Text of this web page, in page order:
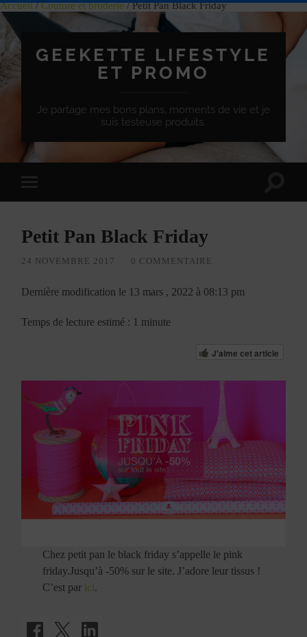
Accueil/Couture et broderie/ Petit Pan Black Friday
GEEKETTE LIFESTYLE
ET PROMO
Je partage mes bons plans, moments de vie et je
suis testeuse produits.
à
mobile
Petit Pan Black Friday
24 NOVEMBRE 2017 0 COMMENTAIRE
Dernière modification le 13 mars , 2022 à 08:13 pm
Temps de lecture estimé : 1 minute
J'aime cet article
Chez petit pan le black friday s’appelle le pink
friday.Jusqu’à -50% sur le site. J’adore leur tissus !
C’est par ici.